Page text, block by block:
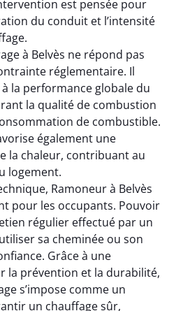
est pensée pour
du conduit et l’intensité
à Belvès ne répond pas
réglementaire. Il
la performance globale du
la qualité de combustion
de combustible.
également une
la chaleur, contribuant au
logement.
Ramoneur à Belvès
pour les occupants. Pouvoir
régulier effectué par un
sa cheminée ou son
Grâce à une
la prévention et la durabilité,
s’impose comme un
un chauffage sûr,